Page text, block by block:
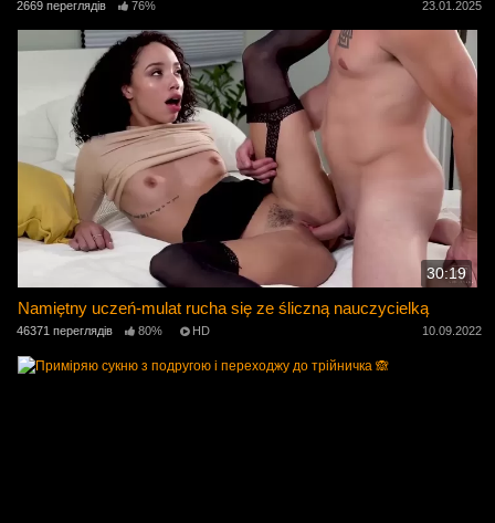
2669 переглядів 76% 23.01.2025
30:19
Namiętny uczeń-mulat rucha się ze śliczną nauczycielką
46371 переглядів 80% HD 10.09.2022